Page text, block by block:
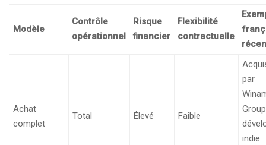
Modèle
Contrôle
opérationnel
Risque
financier
Flexibilité
contractuelle
Achat
complet
Total Élevé Faible
par
indie